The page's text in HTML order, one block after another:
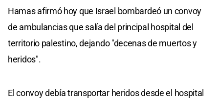
Hamas afirmó hoy que Israel bombardeó un convoy
de ambulancias que salía del principal hospital del
territorio palestino, dejando "decenas de muertos y
heridos".
El convoy debía transportar heridos desde el hospital